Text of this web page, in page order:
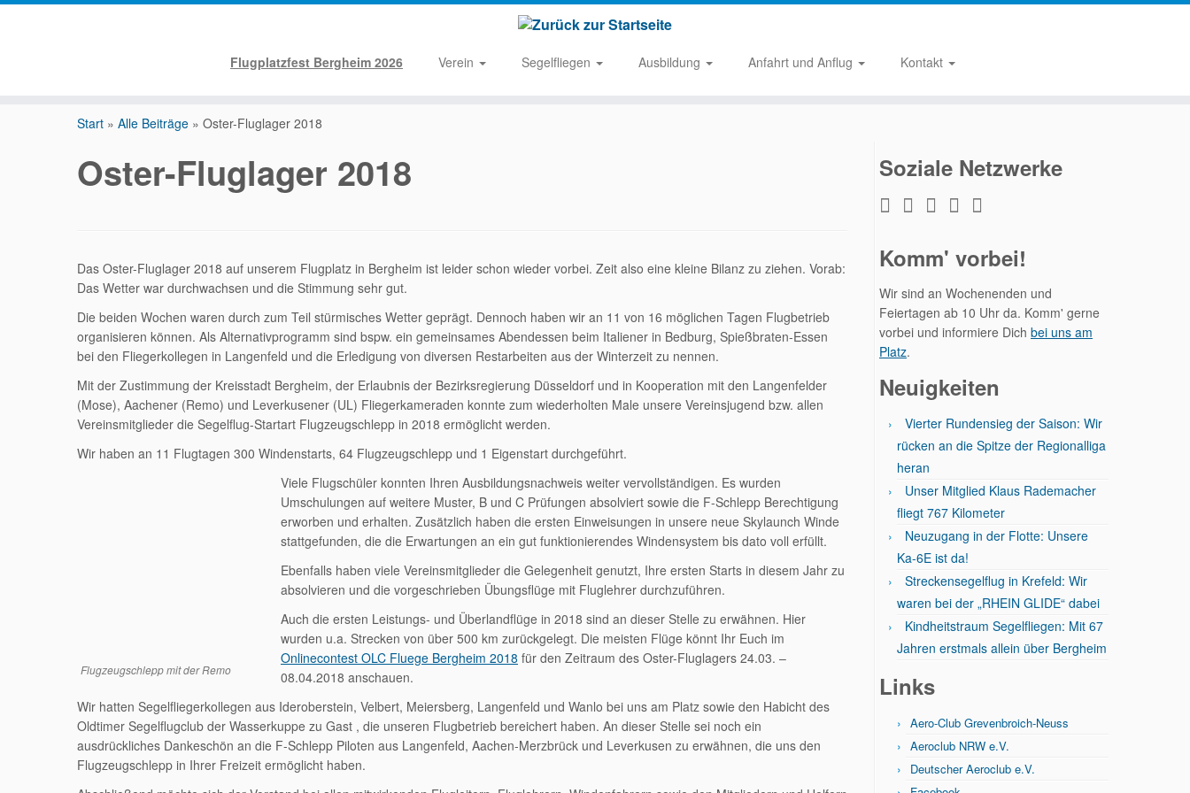
Flugplatzfest Bergheim 2026 Verein Segelfliegen Ausbildung Anfahrt und Anflug Kontakt
Start » Alle Beiträge » Oster-Fluglager 2018
Oster-Fluglager 2018
Das Oster-Fluglager 2018 auf unserem Flugplatz in Bergheim ist leider schon wieder vorbei. Zeit also eine kleine Bilanz zu ziehen. Vorab:
Das Wetter war durchwachsen und die Stimmung sehr gut.
Die beiden Wochen waren durch zum Teil stürmisches Wetter geprägt. Dennoch haben wir an 11 von 16 möglichen Tagen Flugbetrieb
organisieren können. Als Alternativprogramm sind bspw. ein gemeinsames Abendessen beim Italiener in Bedburg, Spießbraten-Essen
bei den Fliegerkollegen in Langenfeld und die Erledigung von diversen Restarbeiten aus der Winterzeit zu nennen.
Mit der Zustimmung der Kreisstadt Bergheim, der Erlaubnis der Bezirksregierung Düsseldorf und in Kooperation mit den Langenfelder
(Mose), Aachener (Remo) und Leverkusener (UL) Fliegerkameraden konnte zum wiederholten Male unsere Vereinsjugend bzw. allen
Vereinsmitglieder die Segelflug-Startart Flugzeugschlepp in 2018 ermöglicht werden.
Wir haben an 11 Flugtagen 300 Windenstarts, 64 Flugzeugschlepp und 1 Eigenstart durchgeführt.
Flugzeugschlepp mit der Remo
Viele Flugschüler konnten Ihren Ausbildungsnachweis weiter vervollständigen. Es wurden
Umschulungen auf weitere Muster, B und C Prüfungen absolviert sowie die F-Schlepp Berechtigung
erworben und erhalten. Zusätzlich haben die ersten Einweisungen in unsere neue Skylaunch Winde
stattgefunden, die die Erwartungen an ein gut funktionierendes Windensystem bis dato voll erfüllt.
Ebenfalls haben viele Vereinsmitglieder die Gelegenheit genutzt, Ihre ersten Starts in diesem Jahr zu
absolvieren und die vorgeschrieben Übungsflüge mit Fluglehrer durchzuführen.
Auch die ersten Leistungs- und Überlandflüge in 2018 sind an dieser Stelle zu erwähnen. Hier
wurden u.a. Strecken von über 500 km zurückgelegt. Die meisten Flüge könnt Ihr Euch im
Onlinecontest OLC Fluege Bergheim 2018 für den Zeitraum des Oster-Fluglagers 24.03. –
08.04.2018 anschauen.
Wir hatten Segelfliegerkollegen aus Ideroberstein, Velbert, Meiersberg, Langenfeld und Wanlo bei uns am Platz sowie den Habicht des
Oldtimer Segelflugclub der Wasserkuppe zu Gast , die unseren Flugbetrieb bereichert haben. An dieser Stelle sei noch ein
ausdrückliches Dankeschön an die F-Schlepp Piloten aus Langenfeld, Aachen-Merzbrück und Leverkusen zu erwähnen, die uns den
Flugzeugschlepp in Ihrer Freizeit ermöglicht haben.
Soziale Netzwerke
Komm' vorbei!
Wir sind an Wochenenden und
Feiertagen ab 10 Uhr da. Komm' gerne
vorbei und informiere Dich bei uns am
Platz.
Neuigkeiten
Vierter Rundensieg der Saison: Wir
rücken an die Spitze der Regionalliga
heran
Unser Mitglied Klaus Rademacher
fliegt 767 Kilometer
Neuzugang in der Flotte: Unsere
Ka-6E ist da!
Streckensegelflug in Krefeld: Wir
waren bei der „RHEIN GLIDE“ dabei
Kindheitstraum Segelfliegen: Mit 67
Jahren erstmals allein über Bergheim
Links
Aero-Club Grevenbroich-Neuss
Aeroclub NRW e.V.
Deutscher Aeroclub e.V.